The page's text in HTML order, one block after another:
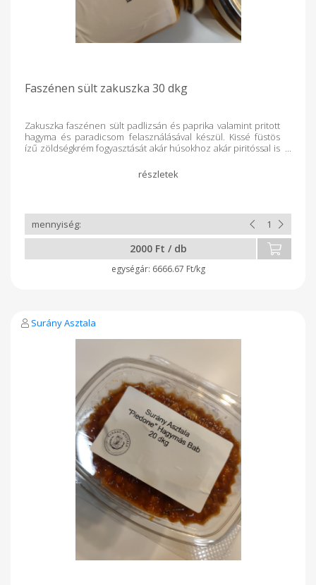
Faszénen sült zakuszka 30 dkg
Zakuszka faszénen sült padlizsán és paprika valamint pritott
hagyma és paradicsom felasználásával készül. Kissé füstös
ízű zöldségkrém fogyasztását akár húsokhoz akár piritóssal is
2000 Ft / db
6666.67 Ft/kg
Surány Asztala